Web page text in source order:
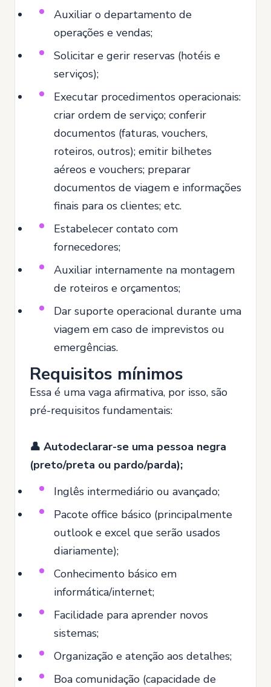
Auxiliar o departamento de
operações e vendas;
Solicitar e gerir reservas (hotéis e
serviços);
Executar procedimentos operacionais:
criar ordem de serviço; conferir
documentos (faturas, vouchers,
roteiros, outros); emitir bilhetes
aéreos e vouchers; preparar
documentos de viagem e informações
finais para os clientes; etc.
Estabelecer contato com
fornecedores;
Auxiliar internamente na montagem
de roteiros e orçamentos;
Dar suporte operacional durante uma
viagem em caso de imprevistos ou
emergências.
Requisitos mínimos
Essa é uma vaga afirmativa, por isso, são
pré-requisitos fundamentais:
👤 Autodeclarar-se uma pessoa negra
(preto/preta ou pardo/parda);
Inglês intermediário ou avançado;
Pacote office básico (principalmente
outlook e excel que serão usados
diariamente);
Conhecimento básico em
informática/internet;
Facilidade para aprender novos
sistemas;
Organização e atenção aos detalhes;
Boa comunidação (capacidade de